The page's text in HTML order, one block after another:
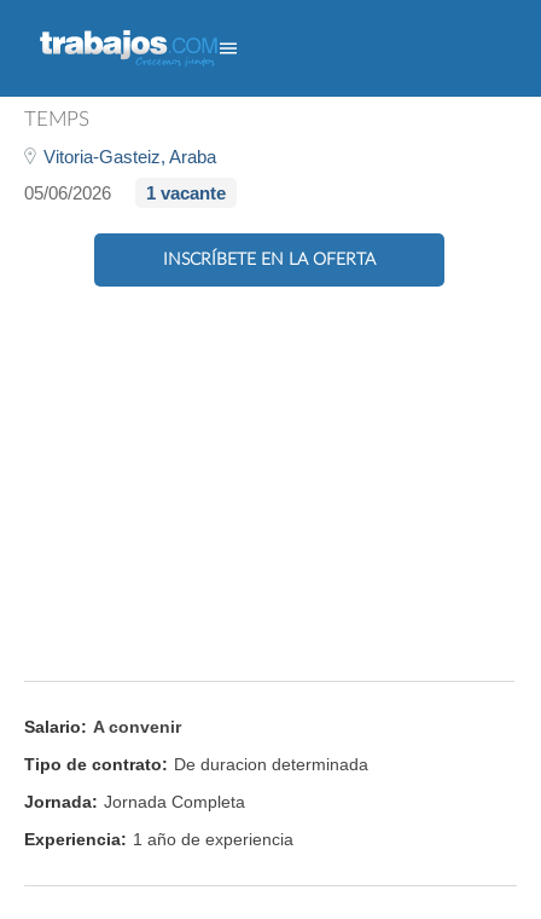
Dependiente/a Panadería
TEMPS
Vitoria-Gasteiz, Araba
05/06/2026
1 vacante
INSCRÍBETE EN LA OFERTA
Salario: A convenir
Tipo de contrato: De duracion determinada
Jornada: Jornada Completa
Experiencia: 1 año de experiencia